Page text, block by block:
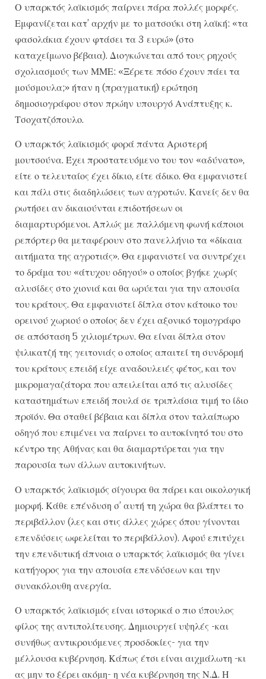
Ο υπαρκτός λαϊκισμός παίρνει πάρα πολλές μορφές.
Εμφανίζεται κατ’ αρχήν με το ματσούκι στη λαϊκή: «τα
φασολάκια έχουν φτάσει τα 3 ευρώ» (στο
καταχείμωνο βέβαια). Διογκώνεται από τους ρηχούς
σχολιασμούς των ΜΜΕ: «Ξέρετε πόσο έχουν πάει τα
μούσμουλα;» ήταν η (πραγματική) ερώτηση
δημοσιογράφου στον πρώην υπουργό Ανάπτυξης κ.
Τσοχατζόπουλο.
Ο υπαρκτός λαϊκισμός φορά πάντα Αριστερή
μουτσούνα. Έχει προστατευόμενο του τον «αδύνατο»,
είτε ο τελευταίος έχει δίκιο, είτε άδικο. Θα εμφανιστεί
και πάλι στις διαδηλώσεις των αγροτών. Κανείς δεν θα
ρωτήσει αν δικαιούνται επιδοτήσεων οι
διαμαρτυρόμενοι. Απλώς με παλλόμενη φωνή κάποιοι
ρεπόρτερ θα μεταφέρουν στο πανελλήνιο τα «δίκαια
αιτήματα της αγροτιάς». Θα εμφανιστεί να συντρέχει
το δράμα του «άτυχου οδηγού» ο οποίος βγήκε χωρίς
αλυσίδες στο χιονιά και θα ωρύεται για την απουσία
του κράτους. Θα εμφανιστεί δίπλα στον κάτοικο του
ορεινού χωριού ο οποίος δεν έχει αξονικό τομογράφο
σε απόσταση 5 χιλιομέτρων. Θα είναι δίπλα στον
ψιλικατζή της γειτονιάς ο οποίος απαιτεί τη συνδρομή
του κράτους επειδή είχε αναδουλειές φέτος, και τον
μικρομαγαζάτορα που απειλείται από τις αλυσίδες
καταστημάτων επειδή πουλά σε τριπλάσια τιμή το ίδιο
προϊόν. Θα σταθεί βέβαια και δίπλα στον ταλαίπωρο
οδηγό που επιμένει να παίρνει το αυτοκίνητό του στο
κέντρο της Αθήνας και θα διαμαρτύρεται για την
παρουσία των άλλων αυτοκινήτων.
Ο υπαρκτός λαϊκισμός σίγουρα θα πάρει και οικολογική
μορφή. Κάθε επένδυση σ’ αυτή τη χώρα θα βλάπτει το
περιβάλλον (λες και στις άλλες χώρες όπου γίνονται
επενδύσεις ωφελείται το περιβάλλον). Αφού επιτύχει
την επενδυτική άπνοια ο υπαρκτός λαϊκισμός θα γίνει
κατήγορος για την απουσία επενδύσεων και την
συνακόλουθη ανεργία.
Ο υπαρκτός λαϊκισμός είναι ιστορικά ο πιο ύπουλος
φίλος της αντιπολίτευσης. Δημιουργεί υψηλές -και
συνήθως αντικρουόμενες προσδοκίες- για την
μέλλουσα κυβέρνηση. Κάπως έτσι είναι αιχμάλωτη -κι
ας μην το ξέρει ακόμη- η νέα κυβέρνηση της Ν.Δ. Η